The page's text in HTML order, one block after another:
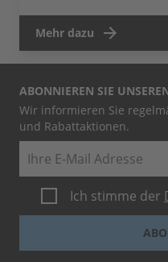
Mehr dazu
ABONNIEREN SIE
Wir informieren Sie
und Rabattaktionen.
Ich stimme der